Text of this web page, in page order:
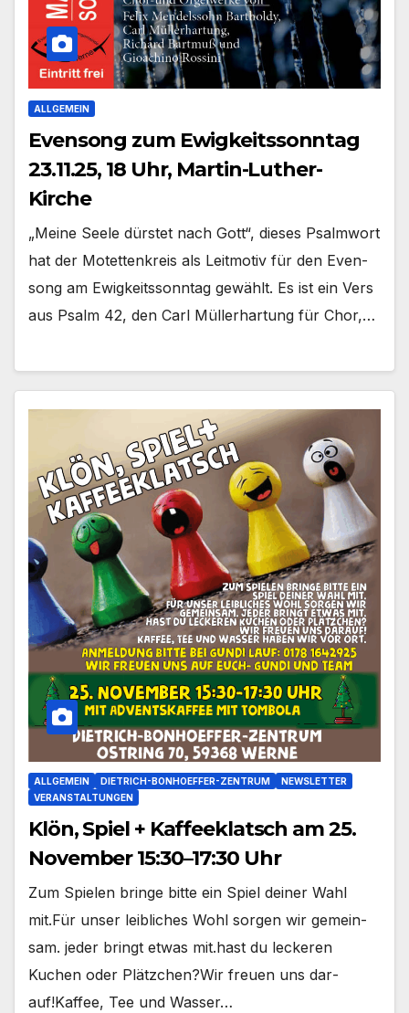
ALLGEMEIN
Evensong zum Ewigkeitssonntag
23.11.25, 18 Uhr, Martin-Luther-
Kirche
„Mei­ne See­le dürs­tet nach Gott“, die­ses Psalm­wort
hat der Motet­ten­kreis als Leit­mo­tiv für den Even­
song am Ewig­keits­sonn­tag gewählt. Es ist ein Vers
aus Psalm 42, den Carl Mül­ler­har­tung für Chor,…
ALLGEMEIN DIETRICH-BONHOEFFER-ZENTRUM
NEWSLETTER
VERANSTALTUNGEN
Klön, Spiel + Kaffeeklatsch am 25.
November 15:30–17:30 Uhr
Zum Spie­len brin­ge bit­te ein Spiel dei­ner Wahl
mit.Für unser leib­li­ches Wohl sor­gen wir gemein­
sam. jeder bringt etwas mit.hast du lecke­ren
Kuchen oder Plätz­chen?Wir freu­en uns dar­
auf!Kaf­fee, Tee und Was­ser…